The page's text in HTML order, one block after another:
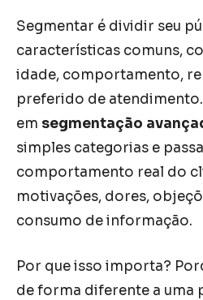
Segmentar é dividir seu
características comuns,
idade, comportamento,
preferido de
em segmentação
simples categorias e
comportamento real do
motivações, dores,
consumo de informação.
Por que isso importa?
de forma diferente a uma